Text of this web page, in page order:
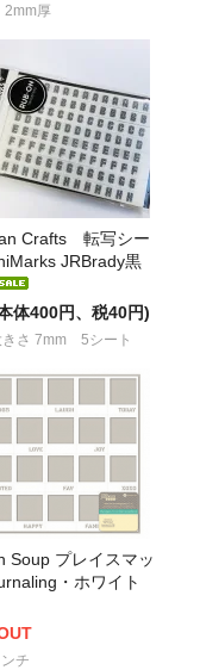
厚
Crafts 転写シー
JRBrady黒
体400円、税40円)
きさ 7mm 5シート
Soup プレイスマッ
・ホワイト
チ